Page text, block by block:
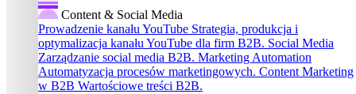
Content & Social Media
Prowadzenie kanału YouTube Strategia, produkcja i
optymalizacja kanału YouTube dla firm B2B. Social Media
Zarządzanie social media B2B. Marketing Automation
Automatyzacja procesów marketingowych. Content Marketing
w B2B Wartościowe treści B2B.